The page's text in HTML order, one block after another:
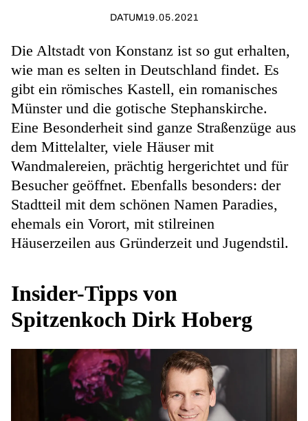
DATUM19.05.2021
Die Altstadt von Konstanz ist so gut erhalten,
wie man es selten in Deutschland findet. Es
gibt ein römisches Kastell, ein romanisches
Münster und die gotische Stephanskirche.
Eine Besonderheit sind ganze Straßenzüge aus
dem Mittelalter, viele Häuser mit
Wandmalereien, prächtig hergerichtet und für
Besucher geöffnet. Ebenfalls besonders: der
Stadtteil mit dem schönen Namen Paradies,
ehemals ein Vorort, mit stilreinen
Häuserzeilen aus Gründerzeit und Jugendstil.
Insider-Tipps von
Spitzenkoch Dirk Hoberg